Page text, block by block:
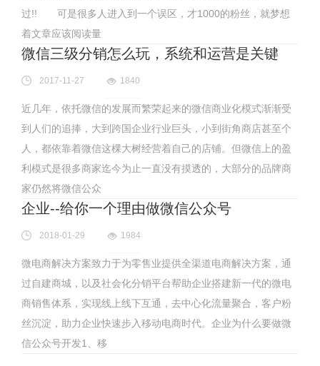
过!! 可是很多人进入到一个误区，才1000的粉丝，就梦想
着文章应该阅读量
微信三级分销怎么玩，系统和运营是关键
2017-11-27 1840
近几年，依托微信的发展而繁荣起来的微信商业化模式渐渐受
到人们的追捧，大到跨国企业行业巨头，小到街角商店甚至个
人，都依靠着微信这棵大树经营着自己的店铺。但微信上的盈
利模式是很多商家迄今为止一直没有摸透的，大部分的品牌商
家仍然将微信公众
企业--给你一个理由做微信公众号
2018-01-29 1984
微电商解决方案致力于为零售业提供全渠道电商解决方案，通
过自建商城，以及社会化分销平台帮助企业搭建新一代的微电
商销售体系，实现线上线下互通，去中心化流量聚合，客户粉
丝沉淀，助力企业快速步入移动电商时代。企业为什么要做微
信公众号开发1、移